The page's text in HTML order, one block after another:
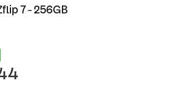
7 - 256GB